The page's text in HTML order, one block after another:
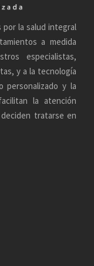
por la salud integral
a medida
especialistas,
y a la tecnología
personalizado y la
la atención
tratarse en